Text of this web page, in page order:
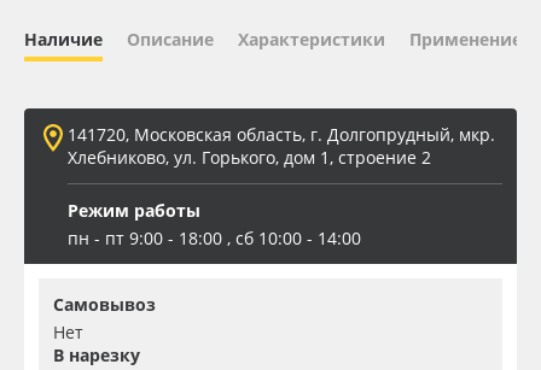
Вспененный ПВХ
Баннер
Заготовки для сувениров
Наличие Описание Характеристики Применение
141720, Московская область, г. Долгопрудный, мкр.
Хлебниково, ул. Горького, дом 1, строение 2
Режим работы
пн - пт 9:00 - 18:00 , сб 10:00 - 14:00
Самовывоз
Нет
В нарезку